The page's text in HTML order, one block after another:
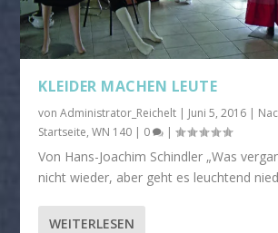
KLEIDER MACHEN LEUTE
vonAdministrator_Reichelt | Juni 5, 2016 |
Startseite,WN 140 | 0 |
Von Hans-Joachim Schindler „Was
nicht wieder, aber geht es leuchtend
WEITERLESEN